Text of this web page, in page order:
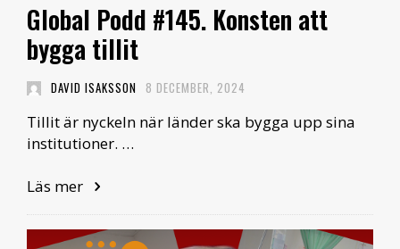
Global Podd #145. Konsten att
bygga tillit
DAVID ISAKSSON 8 DECEMBER, 2024
Tillit är nyckeln när länder ska bygga upp sina
institutioner. …
Läs mer